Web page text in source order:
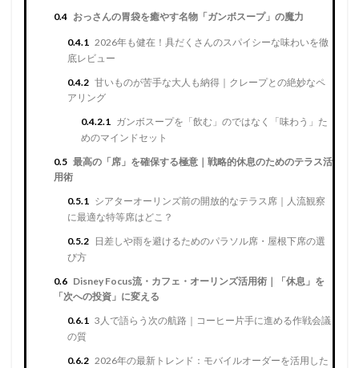
0.4 おっさんの胃袋を癒やす名物「ガンボスープ」の魔力
0.4.1 2026年も健在！具だくさんのスパイシーな味わいを徹
底レビュー
0.4.2 甘いものが苦手な大人も納得｜クレープとの絶妙なペ
アリング
0.4.2.1 ガンボスープを「飲む」のではなく「味わう」た
めのマインドセット
0.5 最高の「席」を確保する極意｜戦略的休息のためのテラス活
用術
0.5.1 シアターオーリンズ前の開放的なテラス席｜人流観察
に最適な特等席はどこ？
0.5.2 日差しや雨を避けるためのパラソル席・屋根下席の選
び方
0.6 Disney Focus流・カフェ・オーリンズ活用術｜「休息」を
「次への投資」に変える
0.6.1 3人で語らう次の航路｜コーヒー片手に進める作戦会議
の質
0.6.2 2026年の最新トレンド：モバイルオーダーを活用した